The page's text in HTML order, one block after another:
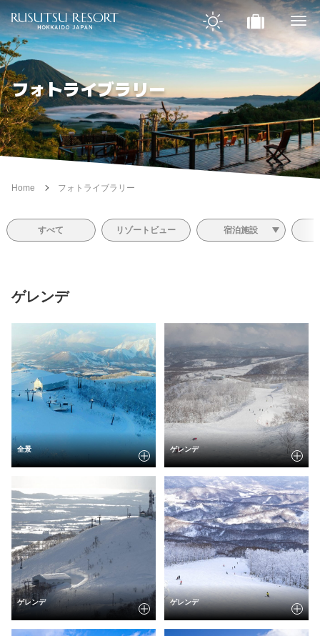
フォトライブラリー
Home フォトライブラリー
すべて リゾートビュー 宿泊施設
ゲレンデ
全景 ゲレンデ
ゲレンデ ゲレンデ